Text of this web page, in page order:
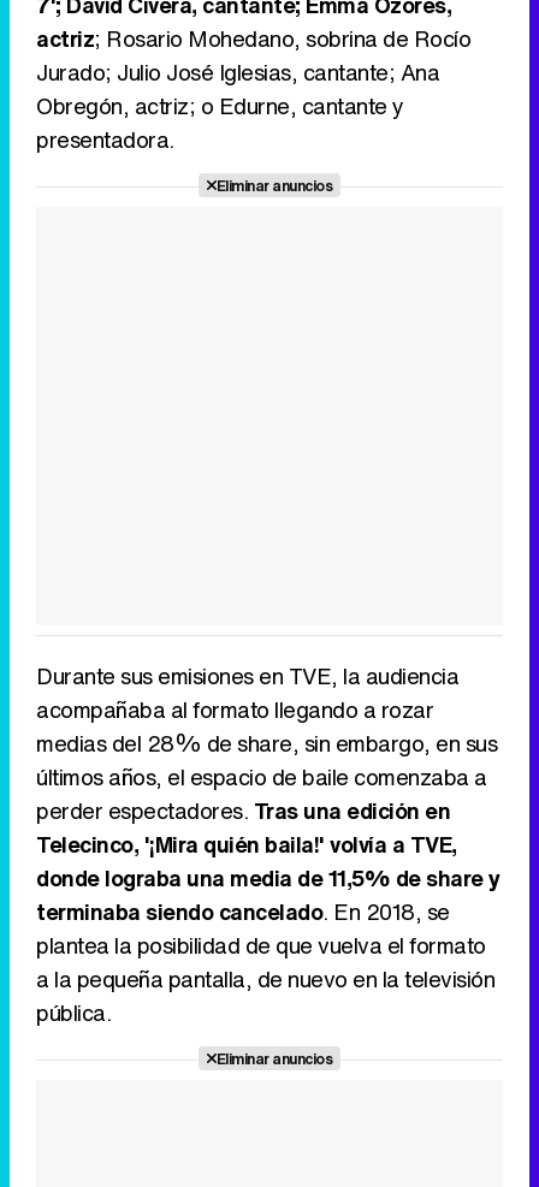
actriz; Rosario Mohedano, sobrina de Rocío
Jurado; Julio José Iglesias, cantante; Ana
Obregón, actriz; o Edurne, cantante y
presentadora.
Eliminar anuncios
Durante sus emisiones en TVE, la audiencia
acompañaba al formato llegando a rozar
medias del 28% de share, sin embargo, en sus
últimos años, el espacio de baile comenzaba a
perder espectadores. Tras una edición en
Telecinco, '¡Mira quién baila!' volvía a TVE,
donde lograba una media de 11,5% de share y
terminaba siendo cancelado. En 2018, se
plantea la posibilidad de que vuelva el formato
a la pequeña pantalla, de nuevo en la televisión
pública.
Eliminar anuncios